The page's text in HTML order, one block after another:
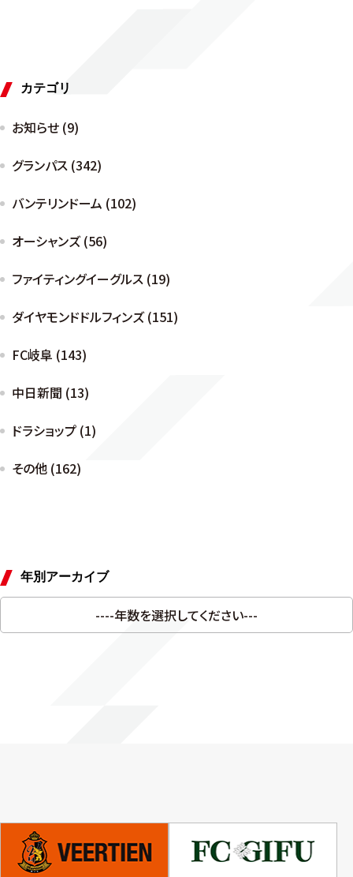
カテゴリ
お知らせ (9)
グランパス (342)
バンテリンドーム (102)
オーシャンズ (56)
ファイティングイーグルス (19)
ダイヤモンドドルフィンズ (151)
FC岐阜 (143)
中日新聞 (13)
ドラショップ (1)
その他 (162)
年別アーカイブ